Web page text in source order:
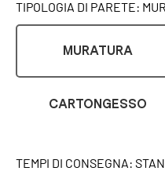
TIPOLOGIA DI PARETE:
MURATURA
CARTONGESSO
TEMPI DI CONSEGNA: